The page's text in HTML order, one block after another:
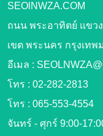
SEOlNWZA.COM
ถนน พระอาทิตย์ แขว
เขต พระนคร กรุงเท
อีเมล :
โทร : 02-282-2813
โทร : 065-553-4554
จันทร์ - ศุกร์ 9:00-